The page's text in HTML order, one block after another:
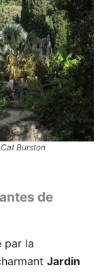
Burston
de
par la
Jardin